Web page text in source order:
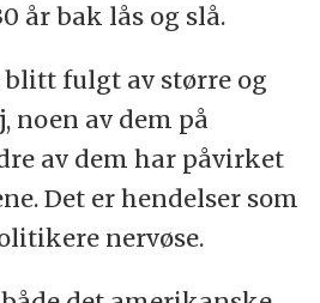
år bak lås og slå.
blitt fulgt av større og
av dem på
av dem har påvirket
Det er hendelser som
nervøse.